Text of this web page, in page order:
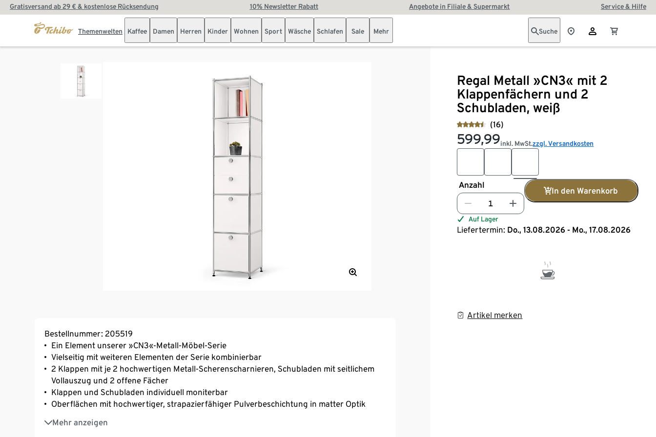
Gratisversand ab 29 € & kostenlose Rücksendung 10% Newsletter Rabatt Angebote in Filiale & Supermarkt Service & Hilfe
Themenwelten Kaffee Damen Herren Kinder Wohnen Sport Wäsche Schlafen Sale Mehr Suche
Regal Metall »CN3« mit 2
Klappenfächern und 2
Schubladen, weiß
(16)
599,99inkl. MwSt.zzgl. Versandkosten
Anzahl
In den Warenkorb
Auf Lager
Liefertermin: Do., 13.08.2026 - Mo., 17.08.2026
Artikel merken
Bestellnummer: 205519
Ein Element unserer »CN3«-Metall-Möbel-Serie
Vielseitig mit weiteren Elementen der Serie kombinierbar
2 Klappen mit je 2 hochwertigen Metall-Scherenscharnieren, Schubladen mit seitlichem
Vollauszug und 2 offene Fächer
Klappen und Schubladen individuell moniterbar
Oberflächen mit hochwertiger, strapazierfähiger Pulverbeschichtung in matter Optik
Mehr anzeigen
Verchromtes Metallgestell und Knaufgriffe
Mit höhenverstellbaren Kunststofffüßen für einen festen Stand auch auf unebenen